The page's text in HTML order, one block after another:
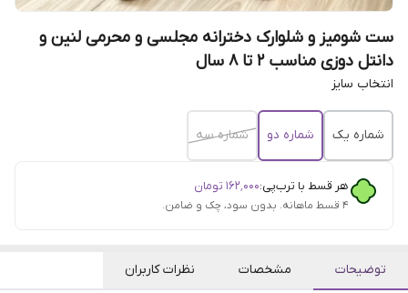
ست شومیز و شلوارک دخترانه مجلسی و محرمی لنین و
دانتل دوزی مناسب ۲ تا 8 سال
انتخاب سایز
شماره یک شماره دو شماره سه
هر قسط با ترب‌پی:۱۶۲٬۰۰۰ تومان
۴ قسط ماهانه. بدون سود، چک و ضامن.
توضیحات مشخصات نظرات کاربران